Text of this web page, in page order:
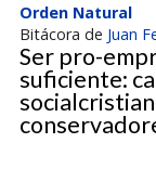
Orden Natural
Bitácora de Juan
Ser pro-
suficiente: